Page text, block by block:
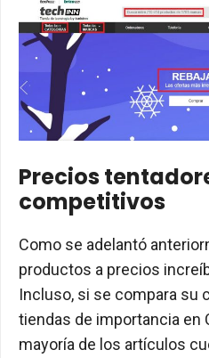
Precios
competitivos
Como se adelantó
productos a precios
Incluso, si se compara su
tiendas de importancia en
mayoría de los artículos